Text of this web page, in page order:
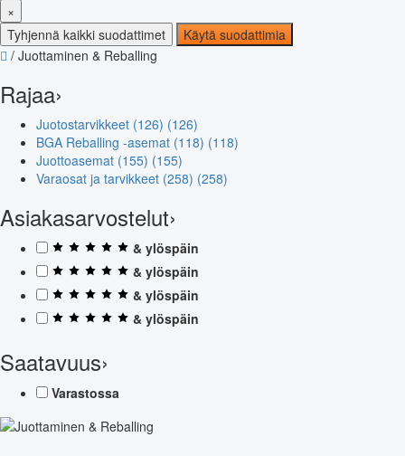
×
Tyhjennä kaikki suodattimet
Käytä suodattimia
/ Juottaminen & Reballing
Rajaa›
Juotostarvikkeet (126) (126)
BGA Reballing -asemat (118) (118)
Juottoasemat (155) (155)
Varaosat ja tarvikkeet (258) (258)
Asiakasarvostelut›
& ylöspäin
& ylöspäin
& ylöspäin
& ylöspäin
Saatavuus›
Varastossa